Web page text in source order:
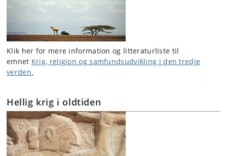
Klik her for mere information og litteraturliste til
emnet Krig, religion og samfundsudvikling i den tredje
verden.
Hellig krig i oldtiden